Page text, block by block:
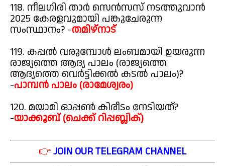
118. നീലഗിരി താർ സെൻസസ് നടത്തുവാൻ
2025 കേരളവുമായി പങ്കുചേരുന്ന
സംസ്ഥാനം? -തമിഴ്നാട്
119. കപ്പൽ വരുമ്പോൾ ലംബമായി ഉയരുന്ന
രാജ്യത്തെ ആദ്യ പാലം (രാജ്യത്തെ
ആദ്യത്തെ വെർട്ടിക്കൽ കടൽ പാലം)?
-പാമ്പൻ പാലം (രാമേശ്വരം)
120. മയാമി ഓപ്പൺ കിരീടം നേടിയത്?
-യാക്കൂബ് (ചെക്ക് റിപ്പബ്ലിക്)
👉JOIN OUR TELEGRAM CHANNEL